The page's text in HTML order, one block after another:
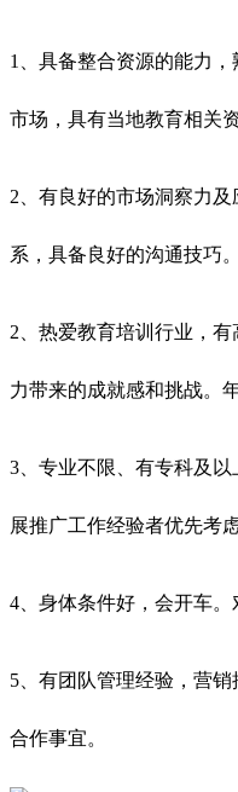
1、具备整合资源的能力
市场，具有当地教育相关
2、有良好的市场洞察力
系，具备良好的沟通技巧。
2、热爱教育培训行业，
力带来的成就感和挑战。
3、专业不限、有专科及
展推广工作经验者优先考虑
4、身体条件好，会开车。
5、有团队管理经验，营
合作事宜。